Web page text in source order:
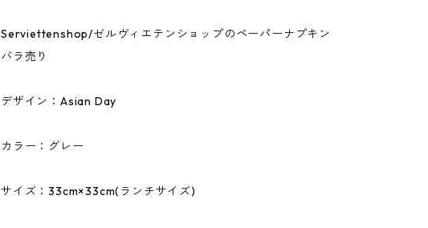
Serviettenshop/ゼルヴィエテンショップのペーパーナプキン
バラ売り
デザイン：Asian Day
カラー：グレー
サイズ：33cm×33cm(ランチサイズ)